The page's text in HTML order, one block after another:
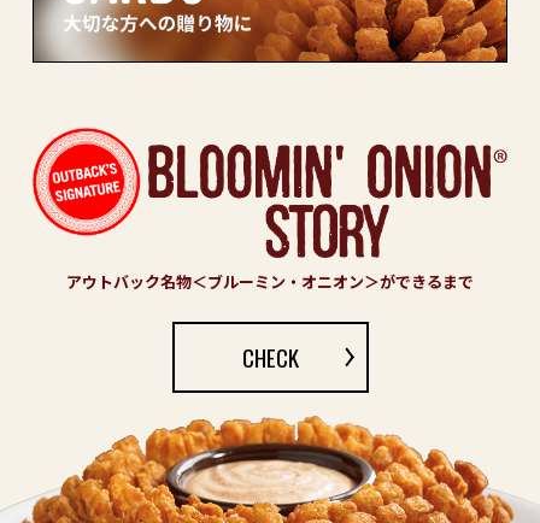
アウトバック名物＜ブルーミン・オニオン＞ができるまで
CHECK